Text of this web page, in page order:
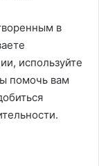
в
используйте
помочь вам